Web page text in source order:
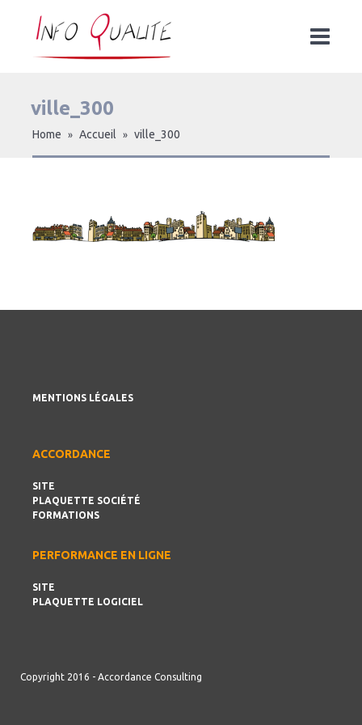
ville_300
Home » Accueil » ville_300
MENTIONS LÉGALES
ACCORDANCE
SITE
PLAQUETTE SOCIÉTÉ
FORMATIONS
PERFORMANCE EN LIGNE
SITE
PLAQUETTE LOGICIEL
Copyright 2016 - Accordance Consulting